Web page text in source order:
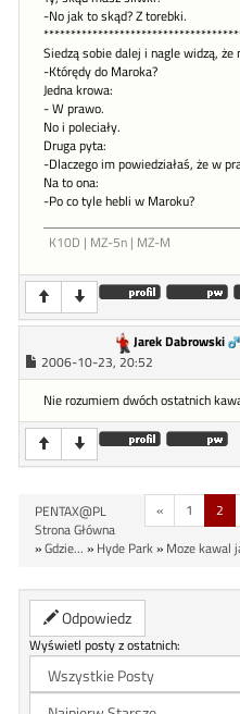
-No jak to skąd? Z torebki.
Siedzą sobie dalej i nagle widzą,
-Którędy do Maroka?
Jedna krowa:
- W prawo.
No i poleciały.
Druga pyta:
-Dlaczego im powiedziałaś, że w
Na to ona:
-Po co tyle hebli w Maroku?
K10D | MZ-5n | MZ-M
Jarek Dabrowski
2006-10-23, 20:52
Nie rozumiem dwóch ostatnich
« 1 2
PENTAX@PL
Strona Główna
»Gdzie... » Hyde Park» Moze kawal
Odpowiedz
Wyświetl posty z ostatnich: